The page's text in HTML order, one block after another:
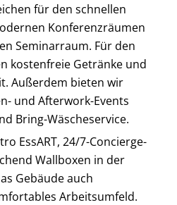
für den schnellen
Konferenzräumen
Seminarraum. Für den
kostenfreie Getränke und
Außerdem bieten wir
und Afterwork-Events
Bring-Wäscheservice.
EssART, 24/7-Concierge-
Wallboxen in der
Gebäude auch
Arbeitsumfeld.